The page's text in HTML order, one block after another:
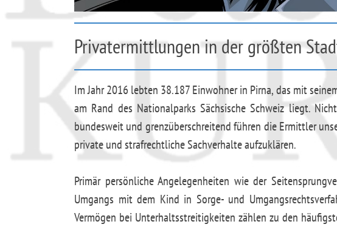
Privatermittlungen in der größten
Im Jahr 2016 lebten 38.187 Einwohner in Pirna, das mit
am Rand des Nationalparks Sächsische Schweiz liegt.
bundesweit und grenzüberschreitend führen die Ermittler
private und strafrechtliche Sachverhalte aufzuklären.
Primär persönliche Angelegenheiten wie der
Umgangs mit dem Kind in Sorge- und
Vermögen bei Unterhaltsstreitigkeiten zählen zu den